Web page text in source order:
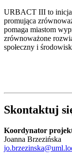
URBACT III to
promująca
pomaga miastom
zrównoważone
społeczny i
Skontaktuj
Koordynator
Joanna Brzezińska